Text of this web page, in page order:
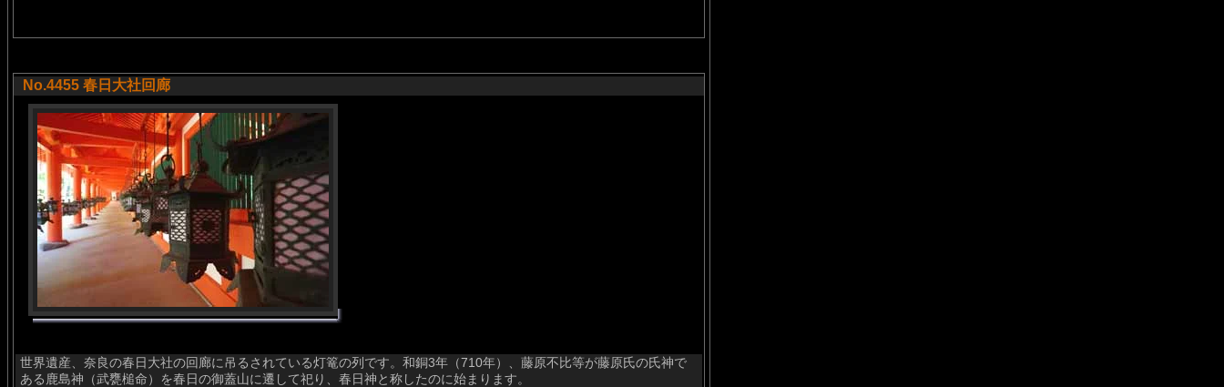
No.4455 春日大社回廊
世界遺産、奈良の春日大社の回廊に吊るされている灯篭の列です。和銅3年（710年）、藤原不比等が藤原氏の氏神で
ある鹿島神（武甕槌命）を春日の御蓋山に遷して祀り、春日神と称したのに始まります。